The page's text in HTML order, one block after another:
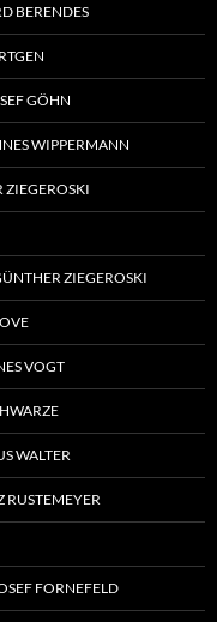
BERENDES
GÖHN
WIPPERMANN
ZIEGEROSKI
ZIEGEROSKI
VOGT
WALTER
RUSTEMEYER
FORNEFELD